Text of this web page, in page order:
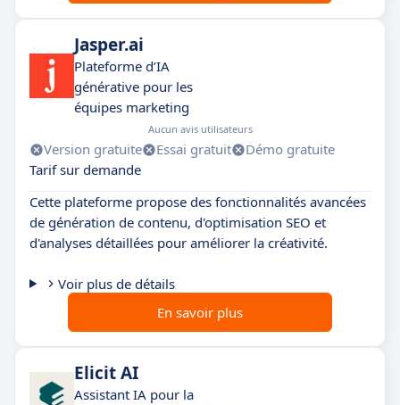
Jasper.ai
Plateforme d’IA
générative pour les
équipes marketing
Aucun avis utilisateurs
Version gratuite Essai gratuit
Démo gratuite
Tarif sur demande
Cette plateforme propose des fonctionnalités avancées
de génération de contenu, d'optimisation SEO et
d'analyses détaillées pour améliorer la créativité.
Voir plus de détails
En savoir plus
Elicit AI
Assistant IA pour la